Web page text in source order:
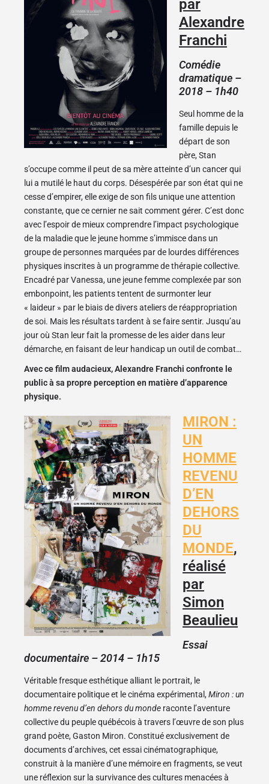
par
Alexandre
Franchi
Comédie
dramatique –
2018 – 1h40
Seul homme de la
famille depuis le
départ de son
père, Stan
s’occupe comme il peut de sa mère atteinte d’un cancer qui
lui a mutilé le haut du corps. Désespérée par son état qui ne
cesse d’empirer, elle exige de son fils unique une attention
constante, que ce cernier ne sait comment gérer. C’est donc
avec l’espoir de mieux comprendre l’impact psychologique
de la maladie que le jeune homme s’immisce dans un
groupe de personnes marquées par de lourdes différences
physiques inscrites à un programme de thérapie collective.
Encadré par Vanessa, une jeune femme complexée par son
embonpoint, les patients tentent de surmonter leur
« laideur » par le biais de divers ateliers de réappropriation
de soi. Mais les résultats tardent à se faire sentir. Jusqu’au
jour où Stan leur fait la promesse de les aider dans leur
démarche, en faisant de leur handicap un outil de combat…
Avec ce film audacieux, Alexandre Franchi confronte le
public à sa propre perception en matière d’apparence
physique.
MIRON :
UN
HOMME
REVENU
D’EN
DEHORS
DU
MONDE,
réalisé
par
Simon
Beaulieu
Essai
documentaire – 2014 – 1h15
Véritable fresque esthétique alliant le portrait, le
documentaire politique et le cinéma expérimental, Miron : un
homme revenu d’en dehors du monde raconte l’aventure
collective du peuple québécois à travers l’œuvre de son plus
grand poète, Gaston Miron. Constitué exclusivement de
documents d’archives, cet essai cinématographique,
construit à la manière d’une mémoire en fragments, se veut
une réflexion sur la survivance des cultures menacées à